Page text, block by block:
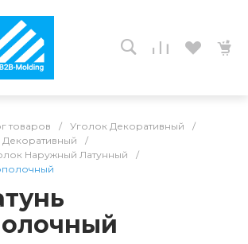
товаров / Уголок Декоративный
/
/
Наружный Латунный
/